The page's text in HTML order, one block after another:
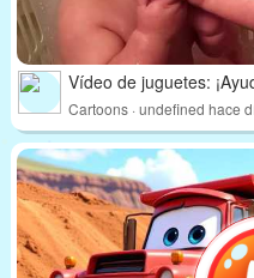
Vídeo de juguetes:
Cartoons · undefined hace